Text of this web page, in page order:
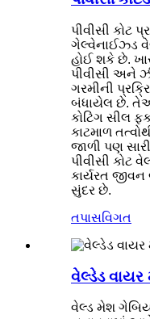
પીવીસી કોટ
ગેલ્વેનાઈઝ્ડ
હોઈ શકે છે.
પીવીસી અને
ગરમીની
બંધાયેલ છે.
કોટિંગ સીલ
કાટમાળ
જાળી પણ સારી
પીવીસી કોટ
કાર્યરત
સુંદર છે.
તપાસવિગત
વેલ્ડેડ
વેલ્ડ મેશ